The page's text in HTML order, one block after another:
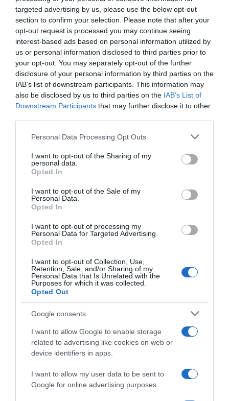
targeted advertising by us, please use the below opt-out
section to confirm your selection. Please note that after your
opt-out request is processed you may continue seeing
interest-based ads based on personal information utilized by
us or personal information disclosed to third parties prior to
your opt-out. You may separately opt-out of the further
disclosure of your personal information by third parties on the
IAB’s list of downstream participants. This information may
also be disclosed by us to third parties on the IAB’s List of
Downstream Participants that may further disclose it to other
Please note that this website/app uses one or more Google
not limited to your visit or usage behaviour. You may click to
grant or deny consent to Google and its third-party tags to
use your data for below specified purposes in below Google
consent section.
Personal Data Processing Opt Outs
I want to opt-out of the Sharing of my
personal data.
Opted In
I want to opt-out of the Sale of my
Personal Data.
Opted In
I want to opt-out of processing my
Personal Data for Targeted Advertising.
Opted In
I want to opt-out of Collection, Use,
Retention, Sale, and/or Sharing of my
Personal Data that Is Unrelated with the
Purposes for which it was collected.
Opted Out
Google consents
I want to allow Google to enable storage
related to advertising like cookies on web or
device identifiers in apps.
I want to allow my user data to be sent to
Google for online advertising purposes.
esetben tapasztalhatjuk meg, ha azt terápiaszerűen,
okosan felépített terv mentén alkalmazzuk. A CBD
szervezetünkre gyakorolt hatását folyamatosan
figyelemmel kell kísérnünk. Tanácsos a terápiát a teljes
spektrumú, 5%-os CBD olajjal kezdeni, és az adagot
lassan-lassan emelni, addig a pontig, amíg már érezhető
a CBD olaj allergia elleni nagyszerű befolyása. Fontos
azonban tisztában lenni azzal is, hogy a CBD nem
alkalmas a „tűzoltásra”, sokkal inkább méltathatjuk
annak megelőző erejét.
Ne várjunk hát csodákat, amennyiben az allergiaszezon
azonnal pozitív hatását. A kezelést, amint azt az imént
láthattuk, fel kell építeni, ehhez viszont idő kell. Ha tudjuk
magunkról, hogy allergiások vagyunk, és a tüneteket
természetes gyógymódokkal szeretnénk kordában
CBD olajat, hogy mire beüt a „krach”, hatékony társunkká
válhasson a szimptómák enyhítésében.
Forrás
Megosztás:
Címkék: immunrendszer,allergia,olaj
,
erősítés
HASONLÓ BEJEGYZÉSEK